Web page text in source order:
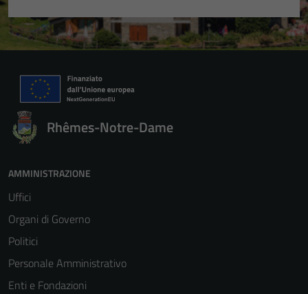
Rhêmes-Notre-Dame
AMMINISTRAZIONE
Uffici
Organi di Governo
Politici
Personale Amministrativo
Enti e Fondazioni